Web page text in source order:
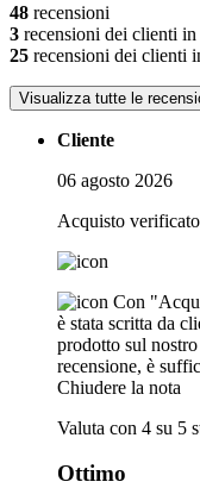
48 recensioni
3 recensioni dei clienti
25 recensioni dei clienti
Visualizza tutte le
Cliente
06 agosto 2026
Acquisto verificato
Con
è stata scritta da
prodotto sul
recensione, è
Chiudere la nota
Valuta con 4 su 5
Ottimo